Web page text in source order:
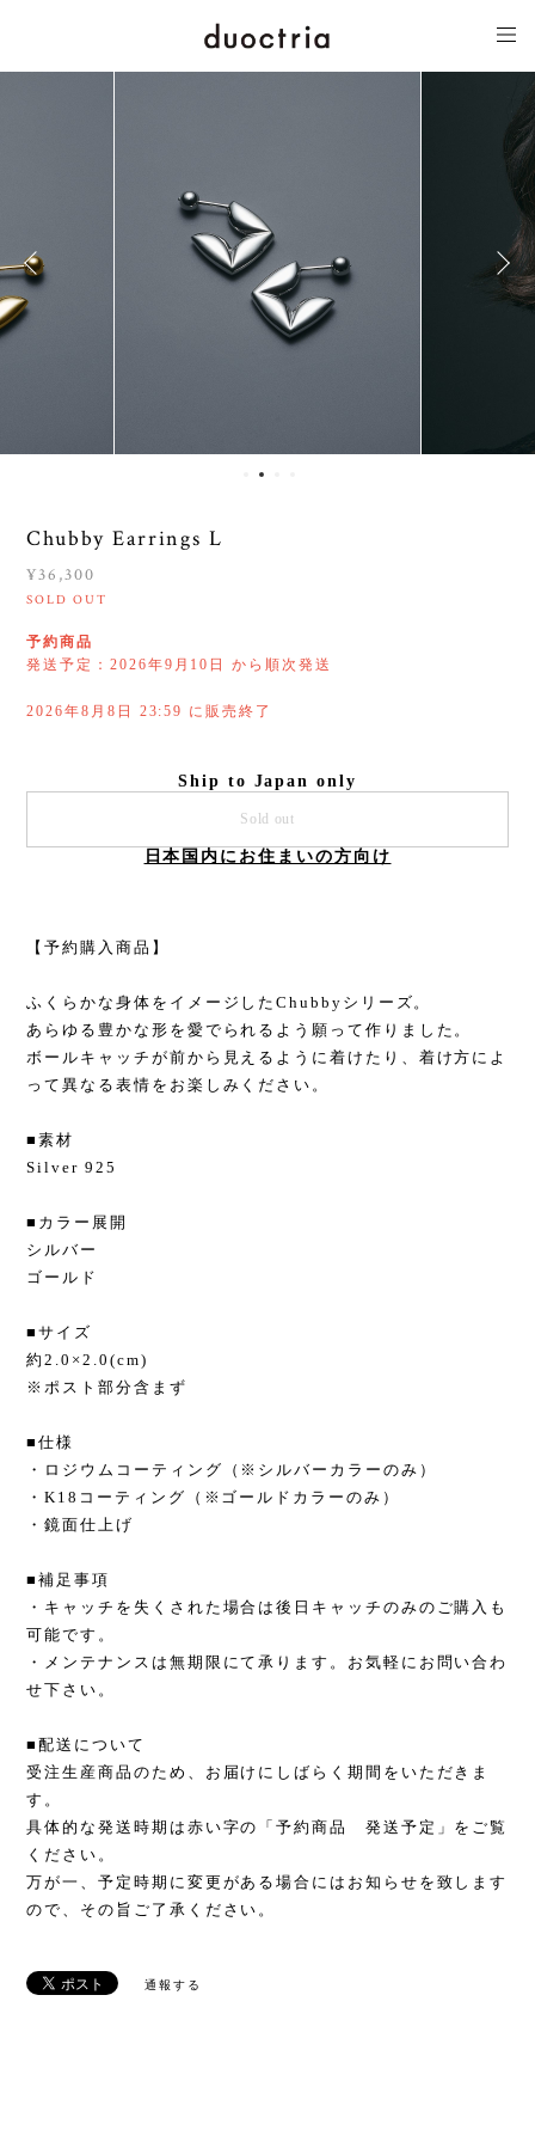
Chubby Earrings L
¥36,300
SOLD OUT
予約商品
発送予定：2026年9月10日 から順次発送
2026年8月8日 23:59 に販売終了
Ship to Japan only
Sold out
日本国内にお住まいの方向け
【予約購入商品】
ふくらかな身体をイメージしたChubbyシリーズ。
あらゆる豊かな形を愛でられるよう願って作りました。
ボールキャッチが前から見えるように着けたり、着け方によ
って異なる表情をお楽しみください。
■素材
Silver 925
■カラー展開
シルバー
ゴールド
■サイズ
約2.0×2.0(cm)
※ポスト部分含まず
■仕様
・ロジウムコーティング（※シルバーカラーのみ）
・K18コーティング（※ゴールドカラーのみ）
・鏡面仕上げ
■補足事項
・キャッチを失くされた場合は後日キャッチのみのご購入も
可能です。
・メンテナンスは無期限にて承ります。お気軽にお問い合わ
せ下さい。
■配送について
受注生産商品のため、お届けにしばらく期間をいただきま
す。
具体的な発送時期は赤い字の「予約商品 発送予定」をご覧
ください。
万が一、予定時期に変更がある場合にはお知らせを致します
ので、その旨ご了承ください。
通報する